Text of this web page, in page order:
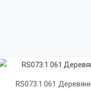
RS073.1.061